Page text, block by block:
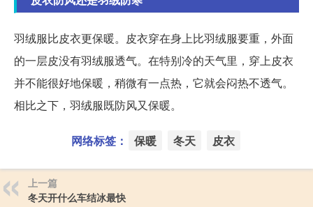
羽绒服比皮衣更保暖。皮衣穿在身上比羽绒服要重，外面
的一层皮没有羽绒服透气。在特别冷的天气里，穿上皮衣
并不能很好地保暖，稍微有一点热，它就会闷热不透气。
相比之下，羽绒服既防风又保暖。
网络标签： 保暖 冬天 皮衣
上一篇
冬天开什么车结冰最快